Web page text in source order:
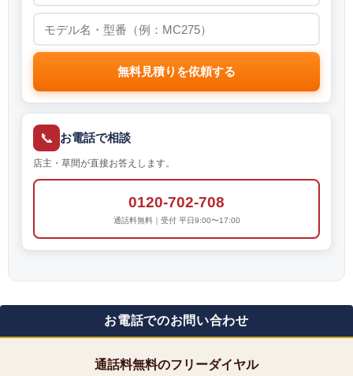
無料見積りを依頼する
📞 お電話で相談
店主・草間が直接お答えします。
0120-702-708
通話料無料｜受付 平日9:00〜17:00
お電話でのお問い合わせ
通話料無料のフリーダイヤル